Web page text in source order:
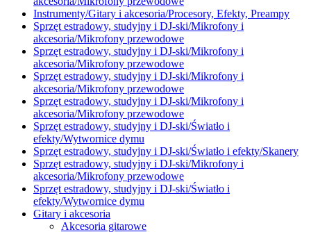
Instrumenty/Gitary i akcesoria/Procesory, Efekty, Preampy
Sprzęt estradowy, studyjny i DJ-ski/Mikrofony i
akcesoria/Mikrofony przewodowe
Sprzęt estradowy, studyjny i DJ-ski/Mikrofony i
akcesoria/Mikrofony przewodowe
Sprzęt estradowy, studyjny i DJ-ski/Mikrofony i
akcesoria/Mikrofony przewodowe
Sprzęt estradowy, studyjny i DJ-ski/Mikrofony i
akcesoria/Mikrofony przewodowe
Sprzęt estradowy, studyjny i DJ-ski/Światło i
efekty/Wytwornice dymu
Sprzęt estradowy, studyjny i DJ-ski/Światło i efekty/Skanery
Sprzęt estradowy, studyjny i DJ-ski/Mikrofony i
akcesoria/Mikrofony przewodowe
Sprzęt estradowy, studyjny i DJ-ski/Światło i
efekty/Wytwornice dymu
Gitary i akcesoria
Akcesoria gitarowe